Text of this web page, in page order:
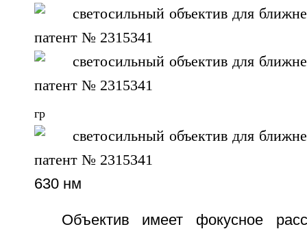
гр
630 нм
Объектив имеет фокусное